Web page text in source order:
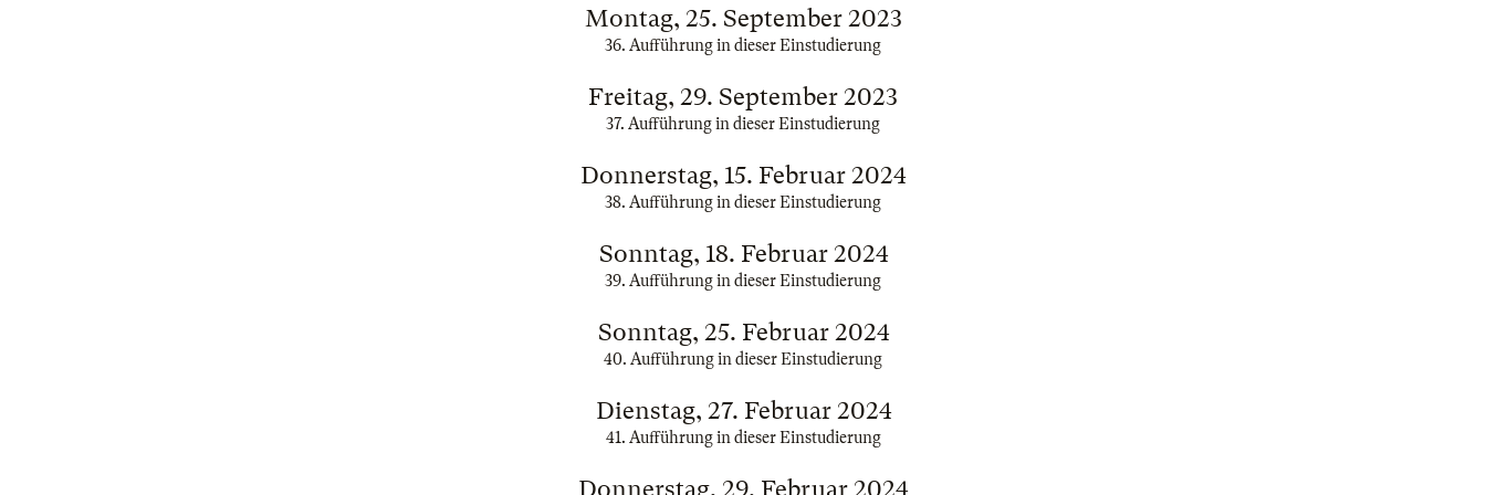
Montag, 25. September 2023
36. Aufführung in dieser Einstudierung
Freitag, 29. September 2023
37. Aufführung in dieser Einstudierung
Donnerstag, 15. Februar 2024
38. Aufführung in dieser Einstudierung
Sonntag, 18. Februar 2024
39. Aufführung in dieser Einstudierung
Sonntag, 25. Februar 2024
40. Aufführung in dieser Einstudierung
Dienstag, 27. Februar 2024
41. Aufführung in dieser Einstudierung
Donnerstag, 29. Februar 2024